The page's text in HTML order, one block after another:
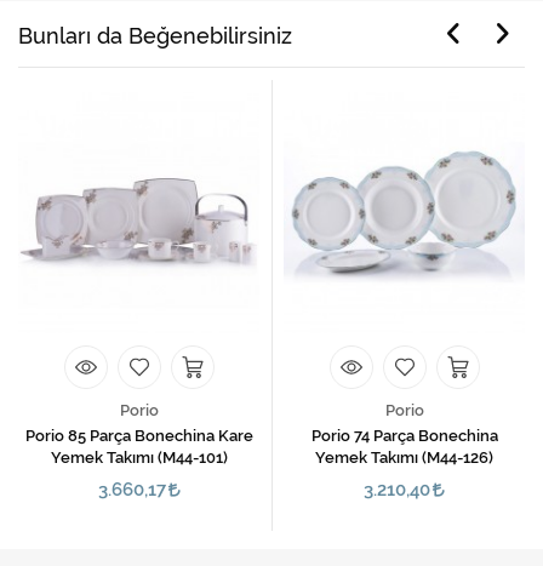
Bunları da Beğenebilirsiniz
Porio
Porio 85 Parça Bonechina Kare
Yemek Takımı (M44-101)
3.660,17
Porio
Porio 74 Parça Bonechina
Yemek Takımı (M44-126)
3.210,40